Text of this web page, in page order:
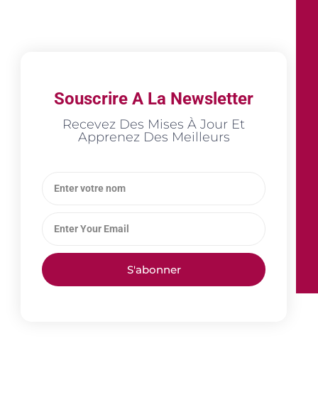
Souscrire A La Newsletter
Recevez Des Mises À Jour Et
Apprenez Des Meilleurs
S'abonner